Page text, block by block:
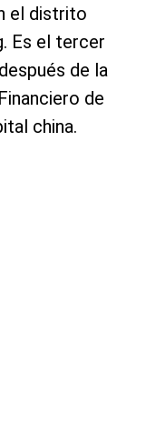
el distrito
Es el tercer
de la
de
china.